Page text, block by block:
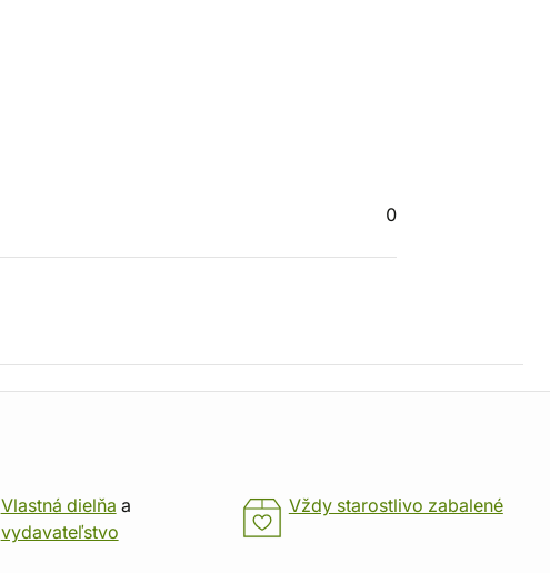
0
Vlastná dielňa a
vydavateľstvo
Vždy starostlivo zabalené